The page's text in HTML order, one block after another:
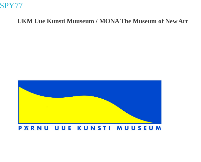
SPY77
UKM Uue Kunsti Muuseum / MONA The Museum of New Art
Book Mockup